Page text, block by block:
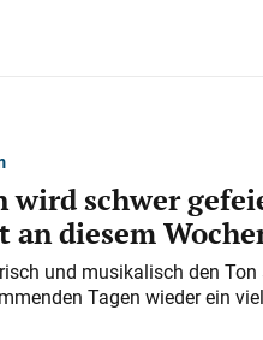
schwer
diesem
und musikalisch den
Tagen wieder ein